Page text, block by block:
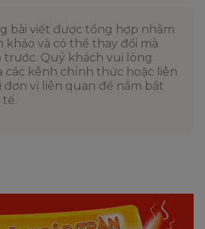
bài viết được tổng hợp nhằm
khảo và có thể thay đổi mà
trước. Quý khách vui lòng
các kênh chính thức hoặc liên
đơn vị liên quan để nắm bắt